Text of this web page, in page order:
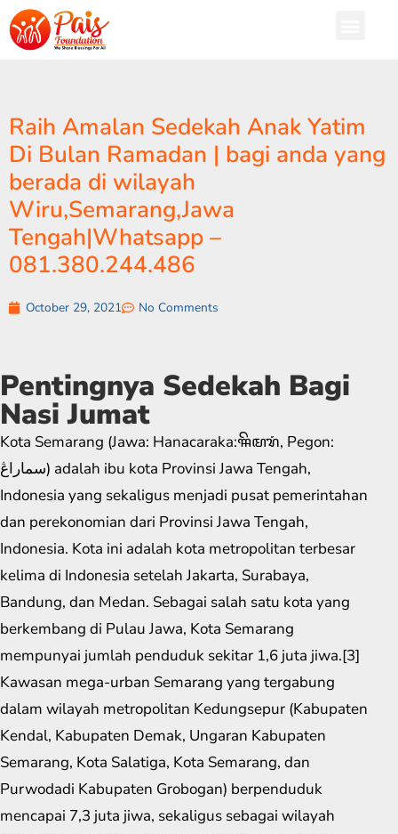
Raih Amalan Sedekah Anak Yatim
Di Bulan Ramadan | bagi anda yang
berada di wilayah
Wiru,Semarang,Jawa
Tengah|Whatsapp –
081.380.244.486
October 29, 2021 No Comments
Pentingnya Sedekah Bagi
Nasi Jumat
Kota Semarang (Jawa: Hanacaraka:ꦯꦼꦩꦫꦁ​, Pegon:
سماراڠ) adalah ibu kota Provinsi Jawa Tengah,
Indonesia yang sekaligus menjadi pusat pemerintahan
dan perekonomian dari Provinsi Jawa Tengah,
Indonesia. Kota ini adalah kota metropolitan terbesar
kelima di Indonesia setelah Jakarta, Surabaya,
Bandung, dan Medan. Sebagai salah satu kota yang
berkembang di Pulau Jawa, Kota Semarang
mempunyai jumlah penduduk sekitar 1,6 juta jiwa.[3]
Kawasan mega-urban Semarang yang tergabung
dalam wilayah metropolitan Kedungsepur (Kabupaten
Kendal, Kabupaten Demak, Ungaran Kabupaten
Semarang, Kota Salatiga, Kota Semarang, dan
Purwodadi Kabupaten Grobogan) berpenduduk
mencapai 7,3 juta jiwa, sekaligus sebagai wilayah